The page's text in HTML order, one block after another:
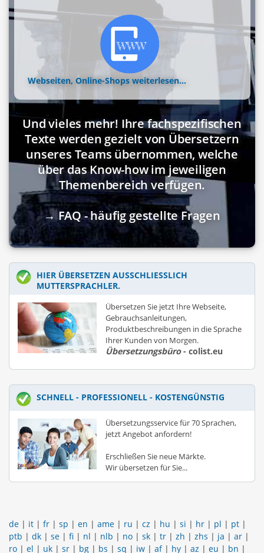
Webseiten, Online-Shops weiterlesen...
Und vieles mehr! Ihre fachspezifischen
Texte werden gezielt von Übersetzern
unseres Teams übernommen, welche
über das Know-how im jeweiligen
Themenbereich verfügen.
→ FAQ - häufig gestellte Fragen
HIER ÜBERSETZEN AUSSCHLIESSLICH M
UTTERSPRACHLER.
Übersetzen Sie jetzt Ihre Webseite,
Gebrauchsanleitungen,
Produktbeschreibungen in die Sprache
Ihrer Kunden von Morgen.
Übersetzungsbüro- colist.eu
SCHNELL - PROFESSIONELL - KOSTENGÜNSTIG
Übersetzungsservice für 70 Sprachen,
jetzt Angebot anfordern!
Erschließen Sie neue Märkte.
Wir übersetzen für Sie...
de | it | fr | sp | en | ame | ru | cz | hu | si | hr | pl | pt |
ptb | dk | se | fi | nl | nlb | no | sk | tr | zh | zhs | ja | ar |
ro | el | uk | sr | bg | bs | sq | iw | af| hy | az | eu | bn |